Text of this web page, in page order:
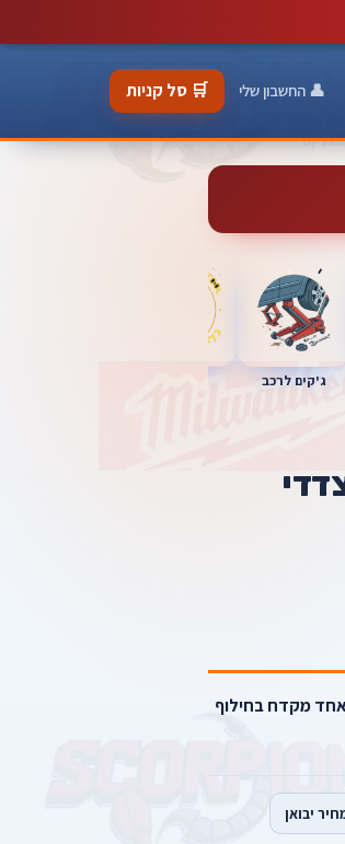
👤 החשבון שלי 🛒 סל קניות
ג'קים לרכב
דו צדדי
דיוולט מקדח לעץ דו צדדי מידה 8 צד אחד מקדח בחילוף
יבואן